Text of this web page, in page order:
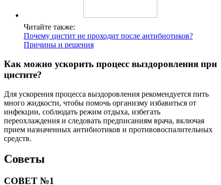
Читайте также:
Почему цистит не проходит после антибиотиков?
Причины и решения
Как можно ускорить процесс выздоровления при
цистите?
Для ускорения процесса выздоровления рекомендуется пить
много жидкости, чтобы помочь организму избавиться от
инфекции, соблюдать режим отдыха, избегать
переохлаждения и следовать предписаниям врача, включая
прием назначенных антибиотиков и противовоспалительных
средств.
Советы
СОВЕТ №1